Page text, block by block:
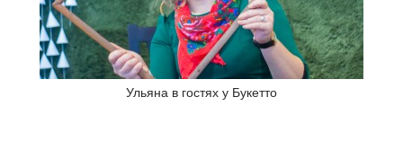
Ульяна в гостях у Букетто